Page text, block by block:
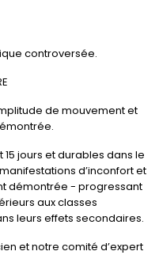
controversée.
de mouvement et
jours et durables dans le
d’inconfort et
démontrée - progressant
aux classes
leurs effets secondaires.
et notre comité d’expert